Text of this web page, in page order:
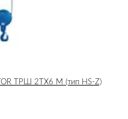
ТРШ 2ТХ6 М (тип HS-Z)